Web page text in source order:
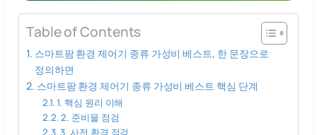
Table of Contents
스마트팜 환경 제어기 종류 가성비 베스트, 한 문장으로
정의하면
스마트팜 환경 제어기 종류 가성비 베스트 핵심 단계
1. 핵심 원리 이해
2. 준비물 점검
3. 사전 환경 점검